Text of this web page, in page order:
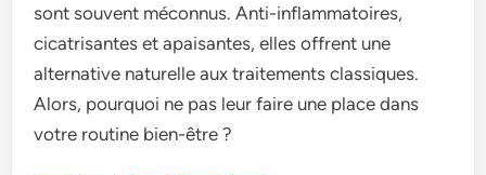
sont souvent méconnus. Anti-inflammatoires,
cicatrisantes et apaisantes, elles offrent une
alternative naturelle aux traitements classiques.
Alors, pourquoi ne pas leur faire une place dans
votre routine bien-être ?